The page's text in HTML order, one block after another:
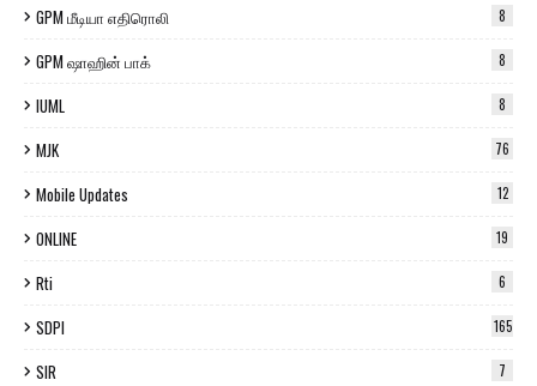
GPM மீடியா எதிரொலி 8
GPM ஷாஹின் பாக் 8
IUML 8
MJK 76
Mobile Updates 12
ONLINE 19
Rti 6
SDPI 165
SIR 7